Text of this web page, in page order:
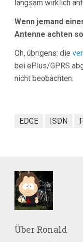
langsam wirklich
Wenn jemand
Antenne achten
Oh, übrigens: die
bei ePlus/GPRS
nicht beobachten.
EDGE ISDN
Über Ronald